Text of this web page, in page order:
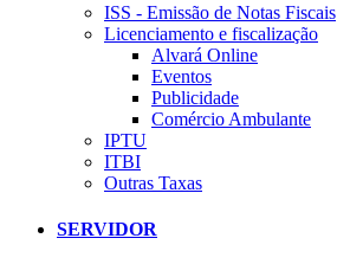
ISS - Emissão de Notas Fiscais
Licenciamento e fiscalização
Alvará Online
Eventos
Publicidade
Comércio Ambulante
IPTU
ITBI
Outras Taxas
SERVIDOR